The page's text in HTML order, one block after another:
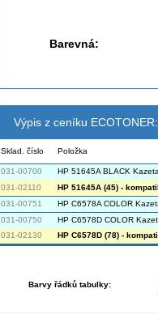
Barevná:
Výpis z ceníku ECOTONER:
Sklad. číslo Položka
031-00700 HP 51645A BLACK
031-02110
HP 51645A (45) -
031-00751
HP C6578A COLOR
031-00750
HP C6578D COLOR
031-02130
HP C6578D (78) -
Barvy řádků tabulky: